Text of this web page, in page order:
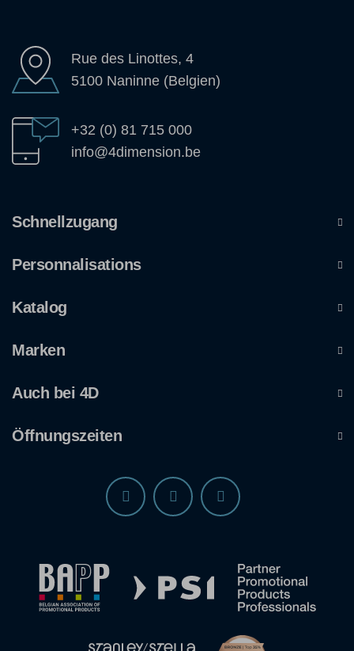
Rue des Linottes, 4
5100 Naninne (Belgien)
+32 (0) 81 715 000
info@4dimension.be
Schnellzugang
Personnalisations
Katalog
Marken
Auch bei 4D
Öffnungszeiten